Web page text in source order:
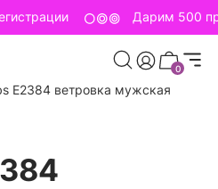
Дарим 500
0
Мужская одежда
/
E2384 ветровка мужская